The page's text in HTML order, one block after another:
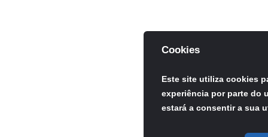
Cookies
Este site utiliza cookies
experiência por parte do
estará a consentir a sua